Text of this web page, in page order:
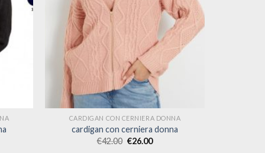
CARDIGAN CON CERNIERA DONNA
cardigan con cerniera donna
€42.00 €26.00